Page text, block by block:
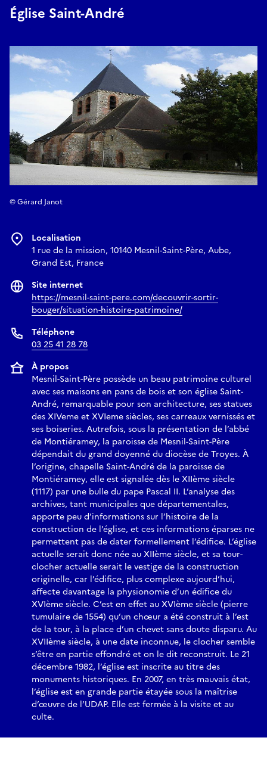
Église Saint-André
© Gérard Janot
Localisation
1 rue de la mission, 10140 Mesnil-Saint-Père, Aube,
Grand Est, France
Site internet
https://mesnil-saint-pere.com/decouvrir-sortir-
bouger/situation-histoire-patrimoine/
Téléphone
03 25 41 28 78
À propos
Mesnil-Saint-Père possède un beau patrimoine culturel
avec ses maisons en pans de bois et son église Saint-
André, remarquable pour son architecture, ses statues
des XIVeme et XVIeme siècles, ses carreaux vernissés et
ses boiseries. Autrefois, sous la présentation de l’abbé
de Montiéramey, la paroisse de Mesnil-Saint-Père
dépendait du grand doyenné du diocèse de Troyes. À
l’origine, chapelle Saint-André de la paroisse de
Montiéramey, elle est signalée dès le XIIème siècle
(1117) par une bulle du pape Pascal II. L’analyse des
archives, tant municipales que départementales,
apporte peu d’informations sur l’histoire de la
construction de l’église, et ces informations éparses ne
permettent pas de dater formellement l’édifice. L’église
actuelle serait donc née au XIIème siècle, et sa tour-
clocher actuelle serait le vestige de la construction
originelle, car l’édifice, plus complexe aujourd’hui,
affecte davantage la physionomie d’un édifice du
XVIème siècle. C’est en effet au XVIème siècle (pierre
tumulaire de 1554) qu’un chœur a été construit à l’est
de la tour, à la place d’un chevet sans doute disparu. Au
XVIIème siècle, à une date inconnue, le clocher semble
s’être en partie effondré et on le dit reconstruit. Le 21
décembre 1982, l’église est inscrite au titre des
monuments historiques. En 2007, en très mauvais état,
l’église est en grande partie étayée sous la maîtrise
d’œuvre de l’UDAP. Elle est fermée à la visite et au
culte.